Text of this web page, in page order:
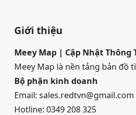
Giới thiệu
Meey Map | Cập Nhật Thông
Meey Map là nền tảng bản đồ
Bộ phận kinh doanh
Email: sales.redtvn@gmail.com
Hotline: 0349 208 325